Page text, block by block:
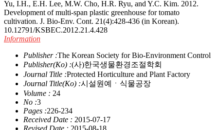
Yu, I.H., E.H. Lee, M.W. Cho, H.R. Ryu, and Y.C. Kim. 2012.
Development of multi-span plastic greenhouse for tomato
cultivation. J. Bio-Env. Cont. 21(4):428-436 (in Korean).
10.12791/KSBEC.2012.21.4.428
Information
Publisher :The Korean Society for Bio-Environment Control
Publisher(Ko) :(사)한국생물환경조절학회
Journal Title :Protected Horticulture and Plant Factory
Journal Title(Ko) :시설원예ㆍ식물공장
Volume : 24
No :3
Pages :226-234
Received Date : 2015-07-17
Revised Date : 2015-08-18